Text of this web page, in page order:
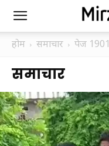
होम समाचार पेज 1901
समाचार